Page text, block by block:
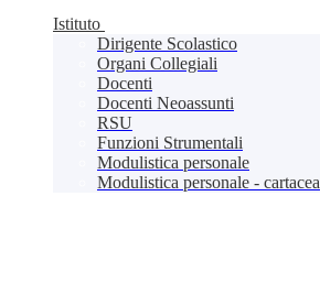
Istituto
Dirigente Scolastico
Organi Collegiali
Docenti
Docenti Neoassunti
RSU
Funzioni Strumentali
Modulistica personale
Modulistica personale - cartacea